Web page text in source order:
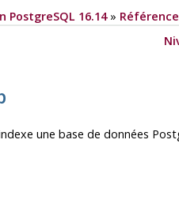
PostgreSQL 16.14» Référence
une base de données